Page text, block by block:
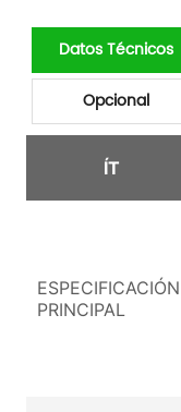
Datos Técnicos
Opcional